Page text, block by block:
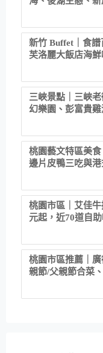
新竹 Buffet｜食
芙洛麗大飯店海
三峽景點｜三峽
幻樂園、彭富貴
桃園藝文特區美
邊片皮鴨三吃與
桃園市區｜艾佳
元起，近70道自
桃園市區推薦｜
親節/父親節合菜